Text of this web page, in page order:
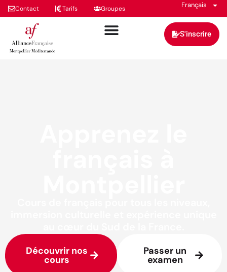
Contact Tarifs Groupes Français
S'inscrire
Découvrir nos
cours
Passer un
examen